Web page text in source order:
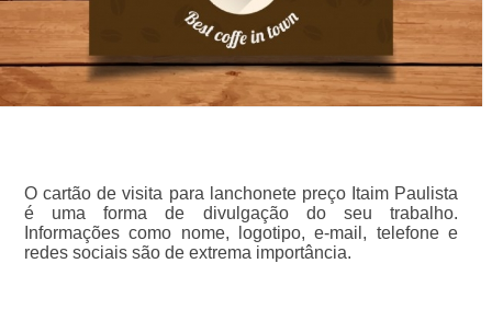
O cartão de visita para lanchonete preço Itaim Paulista
é uma forma de divulgação do seu trabalho.
Informações como nome, logotipo, e-mail, telefone e
redes sociais são de extrema importância.